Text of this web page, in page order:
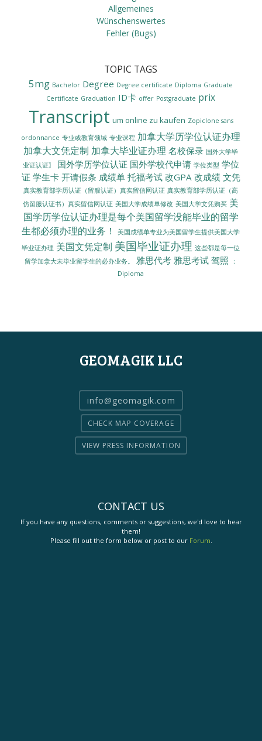
Allgemeines
Wünschenswertes
Fehler (Bugs)
TOPIC TAGS
5mg Bachelor Degree Degree certificate Diploma Graduate
Certificate Graduation ID卡 offer Postgraduate prix
Transcript um online zu kaufen Zopiclone sans
ordonnance 专业或教育领域 专业课程 加拿大学历学位认证办理
加拿大文凭定制 加拿大毕业证办理 名校保录 国外大学毕
业证认证〗
国外学历学位认证 国外学校代申请 学位类型 学位
证 学生卡 开请假条 成绩单 托福考试 改GPA 改成绩 文凭
真实教育部学历认证（留服认证）真实留信网认证 真实教育部学历认证（高
仿留服认证书）真实留信网认证 美国大学成绩单修改 美国大学文凭购买 美
国学历学位认证办理是每个美国留学没能毕业的留学
生都必须办理的业务！
美国成绩单专业为美国留学生提供美国大学
毕业证办理 美国文凭定制 美国毕业证办理 这些都是每一位
留学加拿大未毕业留学生的必办业务。
雅思代考 雅思考试 驾照
：
Diploma
GEOMAGIK LLC
info@geomagik.com
CHECK MAP COVERAGE
VIEW PRESS INFORMATION
CONTACT US
If you have any questions, comments or suggestions, we'd love to hear
them!
Please fill out the form below or post to our Forum